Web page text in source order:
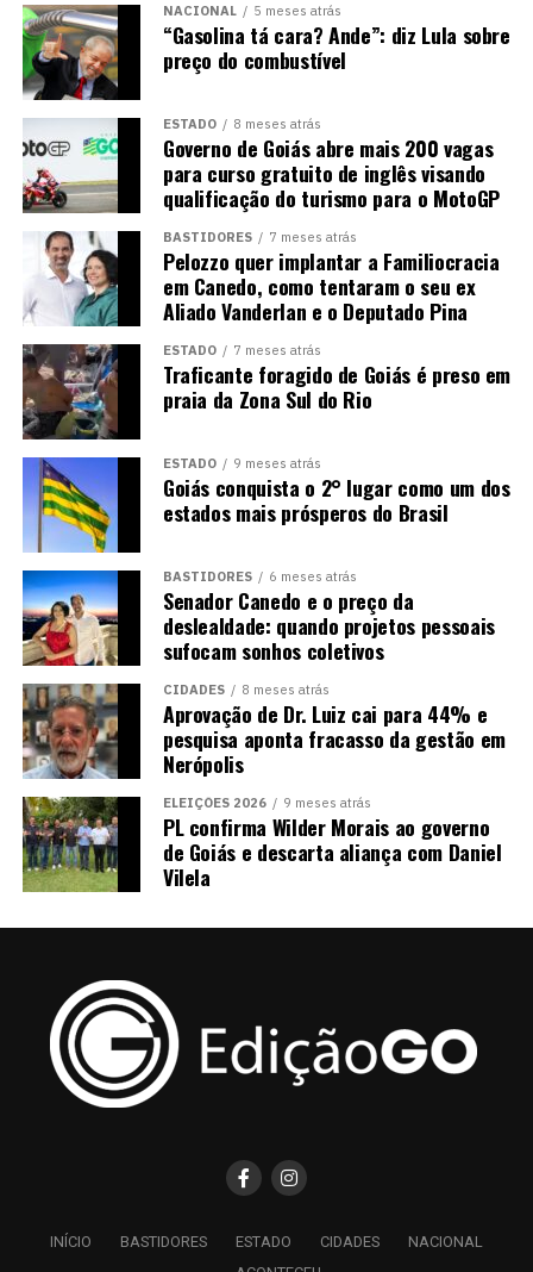
NACIONAL 5 meses atrás
“Gasolina tá cara? Ande”: diz Lula sobre
preço do combustível
ESTADO 8 meses atrás
Governo de Goiás abre mais 200 vagas
para curso gratuito de inglês visando
qualificação do turismo para o MotoGP
BASTIDORES 7 meses atrás
Pelozzo quer implantar a Familiocracia
em Canedo, como tentaram o seu ex
Aliado Vanderlan e o Deputado Pina
ESTADO 7 meses atrás
Traficante foragido de Goiás é preso em
praia da Zona Sul do Rio
ESTADO 9 meses atrás
Goiás conquista o 2° lugar como um dos
estados mais prósperos do Brasil
BASTIDORES 6 meses atrás
Senador Canedo e o preço da
deslealdade: quando projetos pessoais
sufocam sonhos coletivos
CIDADES 8 meses atrás
Aprovação de Dr. Luiz cai para 44% e
pesquisa aponta fracasso da gestão em
Nerópolis
ELEIÇÕES 2026 9 meses atrás
PL confirma Wilder Morais ao governo
de Goiás e descarta aliança com Daniel
Vilela
INÍCIO BASTIDORES ESTADO CIDADES
NACIONAL